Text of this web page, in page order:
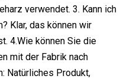
verwendet. 3. Kann ich
Klar, das können wir
4.Wie können Sie die
mit der Fabrik nach
Natürliches Produkt,